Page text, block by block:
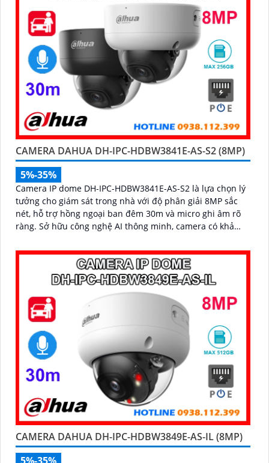
CAMERA DAHUA DH-IPC-HDBW3841E-AS-S2 (8MP)
5%-35%
Camera IP dome DH-IPC-HDBW3841E-AS-S2 là lựa chọn lý
tưởng cho giám sát trong nhà với độ phân giải 8MP sắc
nét, hỗ trợ hồng ngoại ban đêm 30m và micro ghi âm rõ
ràng. Sở hữu công nghệ AI thông minh, camera có khả
phương tiện, tăng độ chính xác trong cảnh báo an ninh
CAMERA DAHUA DH-IPC-HDBW3849E-AS-IL (8MP)